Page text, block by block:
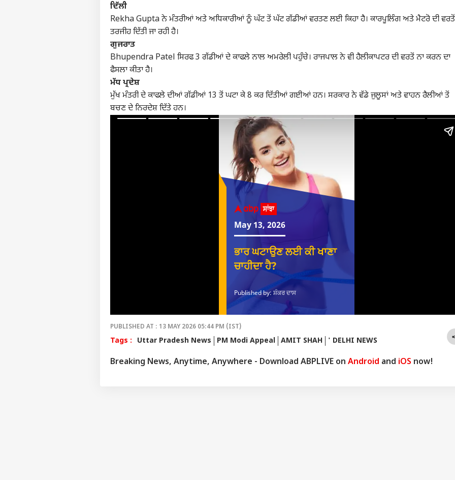
ਦਿੱਲੀ
Rekha Gupta ਨੇ ਮੰਤਰੀਆਂ ਅਤੇ ਅਧਿਕਾਰੀਆਂ ਨੂੰ ਘੱਟ ਤੋਂ ਘੱਟ ਗੱਡੀਆਂ ਵਰਤਣ ਲਈ ਕਿਹਾ ਹੈ। ਕਾਰਪੂਲਿੰਗ ਅਤੇ ਮੈਟਰੋ ਦੀ
ਤਰਜੀਹ ਦਿੱਤੀ ਜਾ ਰਹੀ ਹੈ।
ਗੁਜਰਾਤ
Bhupendra Patel ਸਿਰਫ 3 ਗੱਡੀਆਂ ਦੇ ਕਾਫਲੇ ਨਾਲ ਅਮਰੇਲੀ ਪਹੁੰਚੇ। ਰਾਜਪਾਲ ਨੇ ਵੀ ਹੈਲੀਕਾਪਟਰ ਦੀ ਵਰਤੋਂ ਨਾ ਕਰਨ ਦਾ
ਫੈਸਲਾ ਕੀਤਾ ਹੈ।
ਮੱਧ ਪ੍ਰਦੇਸ਼
ਮੁੱਖ ਮੰਤਰੀ ਦੇ ਕਾਫਲੇ ਦੀਆਂ ਗੱਡੀਆਂ 13 ਤੋਂ ਘਟਾ ਕੇ 8 ਕਰ ਦਿੱਤੀਆਂ ਗਈਆਂ ਹਨ। ਸਰਕਾਰ ਨੇ ਵੱਡੇ ਜੁਲੂਸਾਂ ਅਤੇ ਵਾਹਨ ਰੈਲੀਆਂ ਤੋਂ
ਬਚਣ ਦੇ ਨਿਰਦੇਸ਼ ਦਿੱਤੇ ਹਨ।
PUBLISHED AT : 13 MAY 2026 05:44 PM (IST)
Tags : Uttar Pradesh News PM Modi Appeal AMIT SHAH ' DELHI NEWS
Breaking News, Anytime, Anywhere - Download ABPLIVE on Android and iOS now!
ਨਾਲ ਸੁਲਝਾਏ ਜਾਣਗੇ ਕੋਰਟ ਦੇ
ਪੈਂਡਿੰਗ ਮਾਮਲੇ
ਕਿਵੇਂ ਦਾ ਰਹੇਗਾ ਮੌਸਮ
ਭੱਖਿਆ ਮਾਹੌਲ